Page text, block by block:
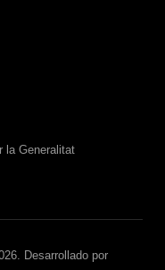
la Generalitat
Desarrollado por